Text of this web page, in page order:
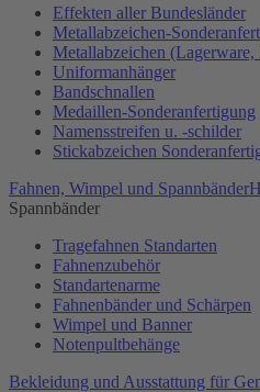
Effekten aller Bundesländer
Metallabzeichen-
Metallabzeichen
Uniformanhänger
Bandschnallen
Medaillen-Sonderanfertigung
Namensstreifen u. -schilder
Stickabzeichen
Fahnen, Wimpel und Spannbänder
Spannbänder
Tragefahnen Standarten
Fahnenzubehör
Standartenarme
Fahnenbänder und Schärpen
Wimpel und Banner
Notenpultbehänge
Bekleidung und Ausstattung für